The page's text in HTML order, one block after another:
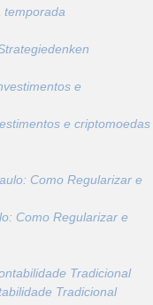
temporada
e criptomoedas
Como Regularizar e
Tradicional